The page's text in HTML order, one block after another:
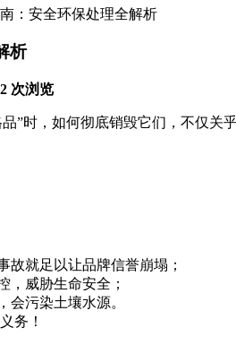
：安全环保处理全解析
析
次浏览
”时，如何彻底销毁它们，不仅
故就足以让品牌信誉崩塌；
，威胁生命安全；
会污染土壤水源。
务！